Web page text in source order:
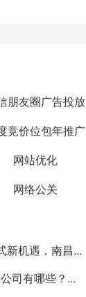
朋友圈广告投放
竞价位包年推广
网站优化
网络公关
新机遇，南昌...
司有哪些？...